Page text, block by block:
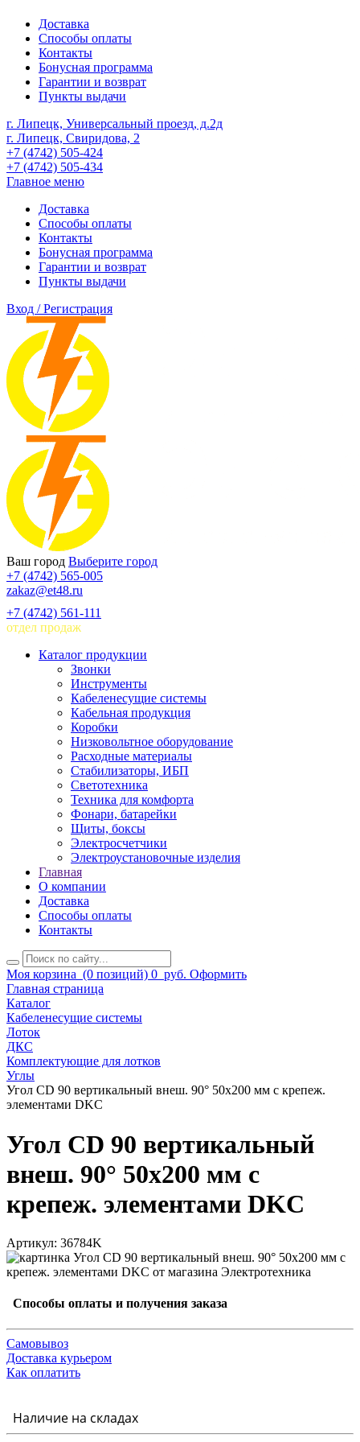
Доставка
Способы оплаты
Контакты
Бонусная программа
Гарантии и возврат
Пункты выдачи
г. Липецк, Универсальный проезд, д.2д
г. Липецк, Свиридова, 2
+7 (4742) 505-424
+7 (4742) 505-434
Главное меню
Доставка
Способы оплаты
Контакты
Бонусная программа
Гарантии и возврат
Пункты выдачи
Вход / Регистрация
Ваш город Выберите город
+7 (4742) 565-005
zakaz@et48.ru
+7 (4742) 561-111
отдел продаж
Каталог продукции
Звонки
Инструменты
Кабеленесущие системы
Кабельная продукция
Коробки
Низковольтное оборудование
Расходные материалы
Стабилизаторы, ИБП
Светотехника
Техника для комфорта
Фонари, батарейки
Щиты, боксы
Электросчетчики
Электроустановочные изделия
Главная
О компании
Доставка
Способы оплаты
Контакты
Моя корзина (0 позиций) 0 руб. Оформить
Главная страница
Каталог
Кабеленесущие системы
Лоток
ДКС
Комплектующие для лотков
Углы
Угол CD 90 вертикальный внеш. 90° 50х200 мм с крепеж.
элементами DKC
Угол CD 90 вертикальный
внеш. 90° 50х200 мм с
крепеж. элементами DKC
Артикул: 36784K
Способы оплаты и получения заказа
Самовывоз
Доставка курьером
Как оплатить
Наличие на складах